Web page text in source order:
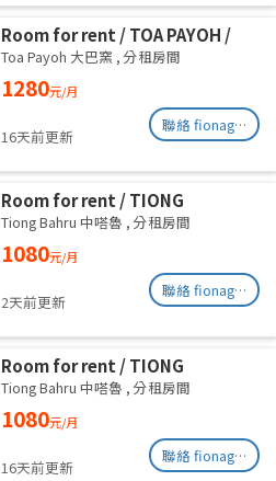
Room for rent / TOA PAYOH /
NOVENA / Common room / 1pax
stay / Available immediate
Toa Payoh 大巴窯 , 分租房間
1280元/月
16天前更新
聯絡 fionag@transinex.com.sg
Room for rent / TIONG
BAHRU/HAVELOCK / Common
room / 1pax stay / Available 13
August
Tiong Bahru 中嗒魯 , 分租房間
1080元/月
2天前更新
聯絡 fionag@transinex.com.sg
Room for rent / TIONG
BAHRU/HAVELOCK / Common
room / 1pax stay / Available 6
August
Tiong Bahru 中嗒魯 , 分租房間
1080元/月
16天前更新
聯絡 fionag@transinex.com.sg